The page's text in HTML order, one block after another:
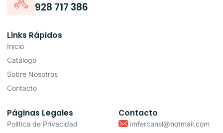
928 717 386
Links Rápidos
Inicio
Catálogo
Sobre Nosotros
Contacto
Páginas Legales
Política de Privacidad
Contacto
imfercansl@hotmail.com